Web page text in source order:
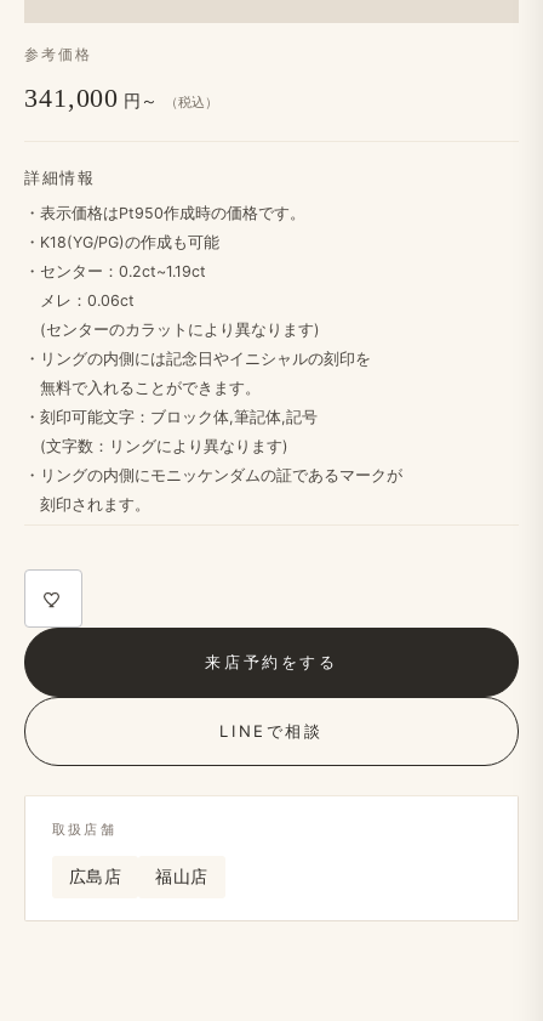
取扱店舗
広島店 福山店
参考価格
341,000 円～ （税込）
詳細情報
・​表示価格は​Pt950作成時の​価格です。
・K18(YG/PG)の​作成も​可能
・センター：0.2ct~1.19ct
メレ：0.06ct
(センターの​カラットに​より​異なります)
・リングの​内側には​記念日や​イニシャルの​刻印を
無料で​入れる​ことができます。
・​刻印可能文字：ブロック体,筆記体,記号
(文字数：リングに​より​異なります)
・リングの​内側に​モニッケンダムの​証である​マークが
刻印されます。​
来店予約を​する
LINEで​相談